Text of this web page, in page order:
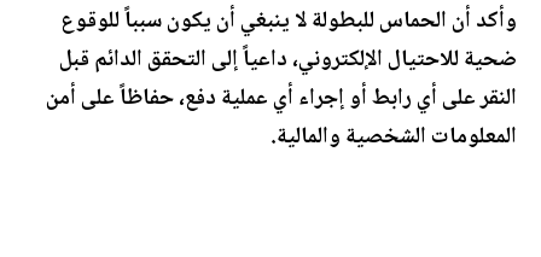
وأكد أن الحماس للبطولة لا ينبغي أن يكون سبباً للوقوع
ضحية للاحتيال الإلكتروني، داعياً إلى التحقق الدائم قبل
النقر على أي رابط أو إجراء أي عملية دفع، حفاظاً على أمن
المعلومات الشخصية والمالية.